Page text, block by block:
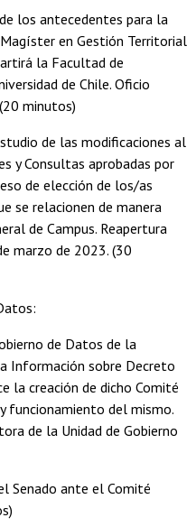
los antecedentes para la
en Gestión Territorial
la Facultad de
de Chile. Oficio
minutos)
de las modificaciones al
y Consultas aprobadas por
de elección de los/as
se relacionen de manera
de Campus. Reapertura
marzo de 2023. (30
de Datos de la
Información sobre Decreto
la creación de dicho Comité
funcionamiento del mismo.
de la Unidad de Gobierno
Senado ante el Comité